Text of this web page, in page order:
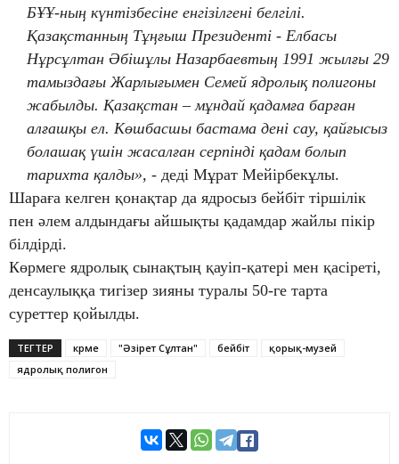
БҰҰ-ның күнтізбесіне енгізілгені белгілі.
Қазақстанның Тұңғыш Президенті - Елбасы
Нұрсұлтан Әбішұлы Назарбаевтың 1991 жылғы 29
тамыздағы Жарлығымен Семей ядролық полигоны
жабылды. Қазақстан – мұндай қадамға барған
алғашқы ел. Көшбасшы бастама дені сау, қайғысыз
болашақ үшін жасалған серпінді қадам болып
тарихта қалды», - деді Мұрат Мейірбекұлы.
Шараға келген қонақтар да ядросыз бейбіт тіршілік
пен әлем алдындағы айшықты қадамдар жайлы пікір
білдірді.
Көрмеге ядролық сынақтың қауіп-қатері мен қасіреті,
денсаулыққа тигізер зияны туралы 50-ге тарта
суреттер қойылды.
ТЕГТЕР көрме "Әзірет Сұлтан" бейбіт
қорық-музей
ядролық полигон